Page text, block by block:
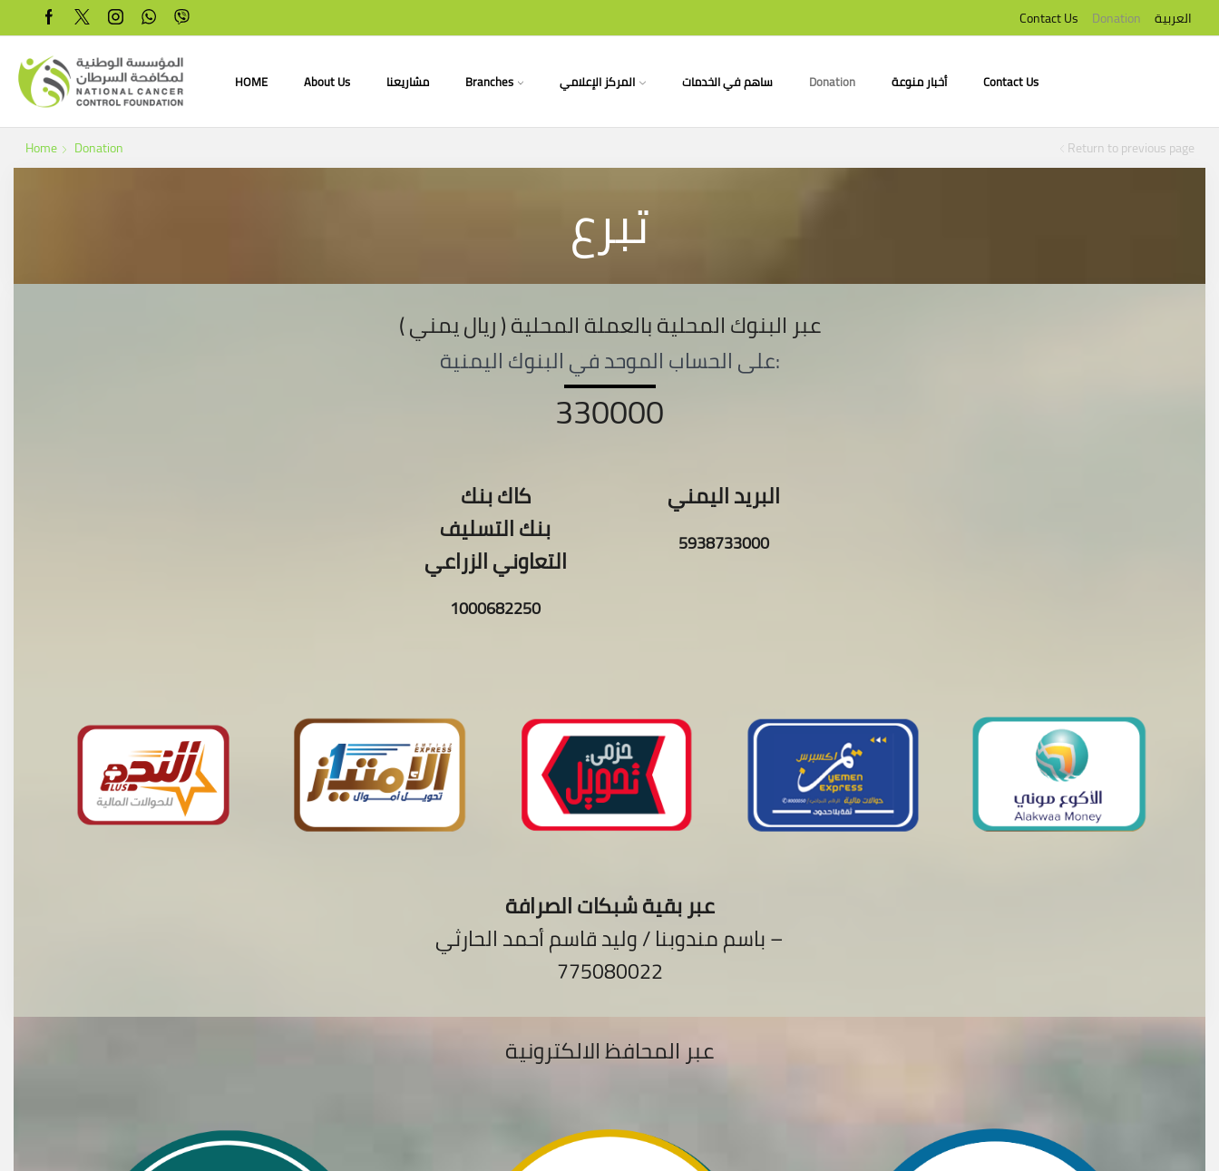
Contact Us Donation العربية
HOME About Us مشاريعنا Branches المركز الإعلامي ساهم في الخدمات Donation أخبار منوعة Contact Us
Return to previous page
Home Donation
تبرع
عبر البنوك المحلية بالعملة المحلية ( ريال يمني )
على الحساب الموحد في البنوك اليمنية:
330000
كاك بنك
بنك التسليف
التعاوني الزراعي
1000682250
البريد اليمني
5938733000
عبر بقية شبكات الصرافة
باسم مندوبنا / وليد قاسم أحمد الحارثي –
775080022
عبر المحافظ الالكترونية